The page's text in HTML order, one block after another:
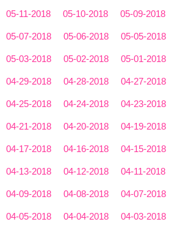
05-11-2018 05-10-2018 05-09-2018
05-07-2018 05-06-2018 05-05-2018
05-03-2018 05-02-2018 05-01-2018
04-29-2018 04-28-2018 04-27-2018
04-25-2018 04-24-2018 04-23-2018
04-21-2018 04-20-2018 04-19-2018
04-17-2018 04-16-2018 04-15-2018
04-13-2018 04-12-2018 04-11-2018
04-09-2018 04-08-2018 04-07-2018
04-05-2018 04-04-2018 04-03-2018